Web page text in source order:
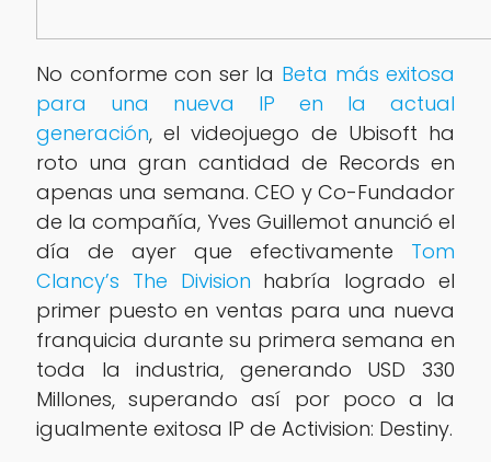
No conforme con ser la Beta más exitosa
para una nueva IP en la actual
generación, el videojuego de Ubisoft ha
roto una gran cantidad de Records en
apenas una semana. CEO y Co-Fundador
de la compañía, Yves Guillemot anunció el
día de ayer que efectivamente Tom
Clancy’s The Division habría logrado el
primer puesto en ventas para una nueva
franquicia durante su primera semana en
toda la industria, generando USD 330
Millones, superando así por poco a la
igualmente exitosa IP de Activision: Destiny.